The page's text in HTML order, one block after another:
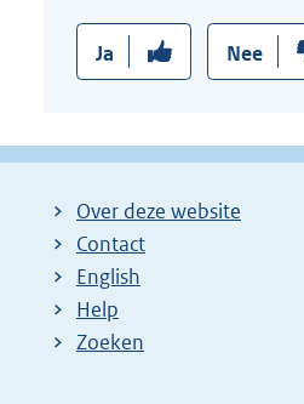
:
Ja Nee
Over deze website
Contact
English
Help
Zoeken